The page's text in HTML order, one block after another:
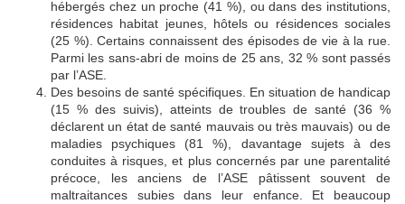
hébergés chez un proche (41 %), ou dans des institutions,
résidences habitat jeunes, hôtels ou résidences sociales
(25 %). Certains connaissent des épisodes de vie à la rue.
Parmi les sans-abri de moins de 25 ans, 32 % sont passés
par l’ASE.
Des besoins de santé spécifiques. En situation de handicap
(15 % des suivis), atteints de troubles de santé (36 %
déclarent un état de santé mauvais ou très mauvais) ou de
maladies psychiques (81
%), davantage sujets à des
conduites à risques, et plus concernés par une parentalité
précoce, les anciens de l’ASE pâtissent souvent de
maltraitances subies dans leur enfance. Et beaucoup